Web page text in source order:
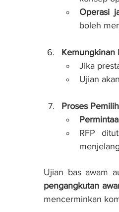
Operasi
boleh
Kemungkinan
Jika
Ujian
Proses
RFP
Ujian bas awam
pengangkutan
mencerminkan